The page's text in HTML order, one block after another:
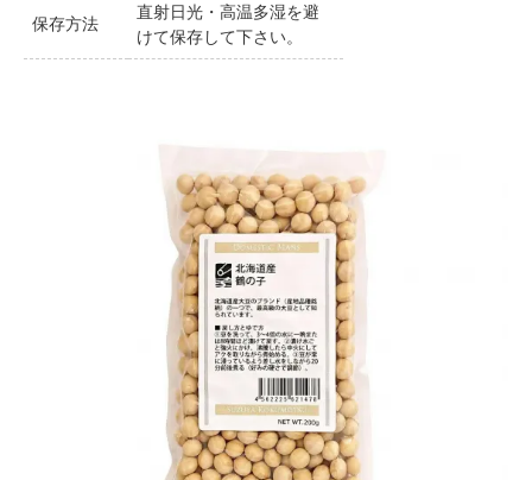
保存方法
直射日光・高温多湿を避
けて保存して下さい。